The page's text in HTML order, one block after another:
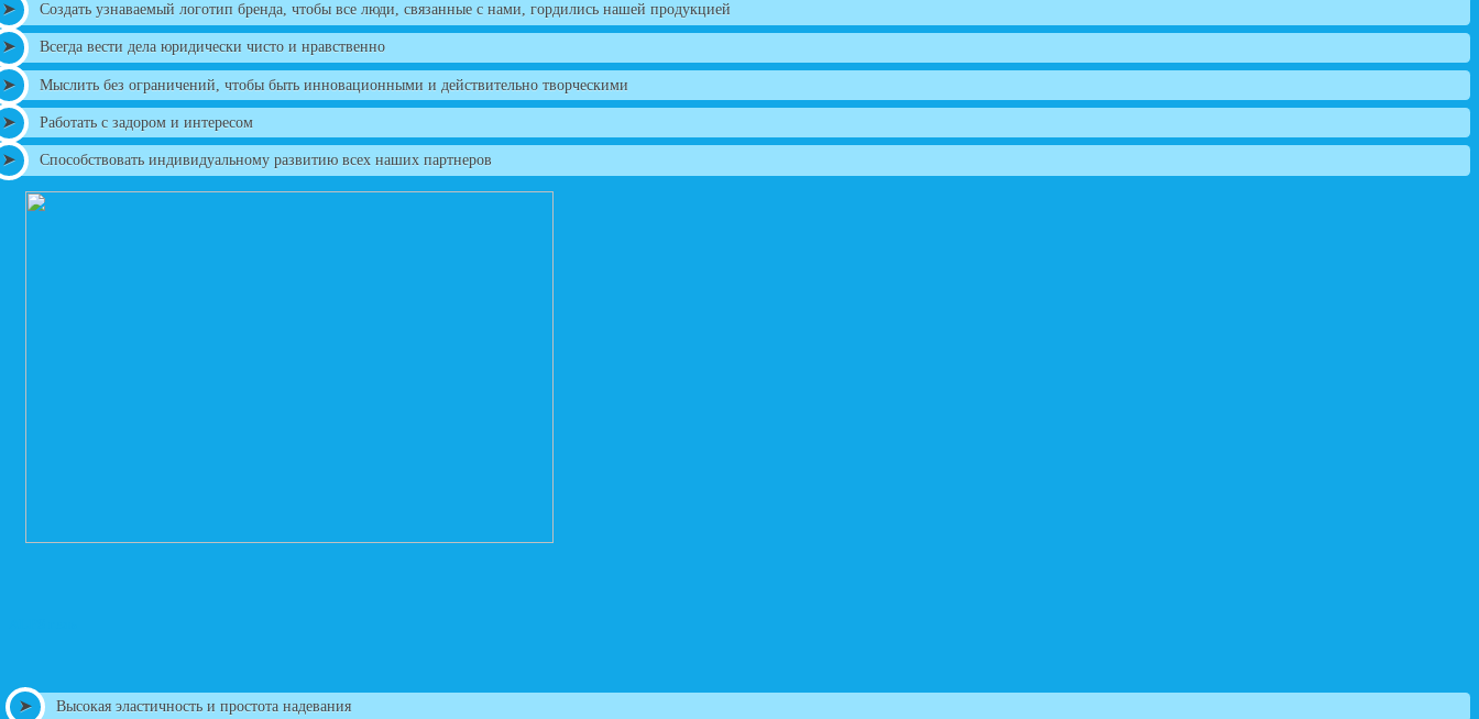
Создать узнаваемый логотип бренда, чтобы все люди, связанные с нами, гордились нашей продукцией
Всегда вести дела юридически чисто и нравственно
Мыслить без ограничений, чтобы быть инновационными и действительно творческими
Работать с задором и интересом
Способствовать индивидуальному развитию всех наших партнеров
Высокая эластичность и простота надевания